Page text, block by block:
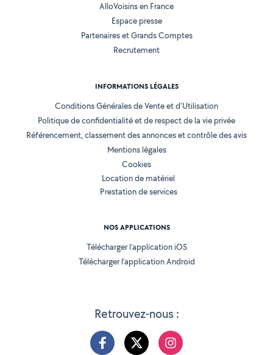
Retrouvez-nous :
AlloVoisins en France
Espace presse
Partenaires et Grands Comptes
Recrutement
INFORMATIONS LÉGALES
Conditions Générales de Vente et d'Utilisation
Politique de confidentialité et de respect de la vie privée
Référencement, classement des annonces et contrôle des avis
Mentions légales
Cookies
Location de matériel
Prestation de services
NOS APPLICATIONS
Télécharger l’application iOS
Télécharger l’application Android